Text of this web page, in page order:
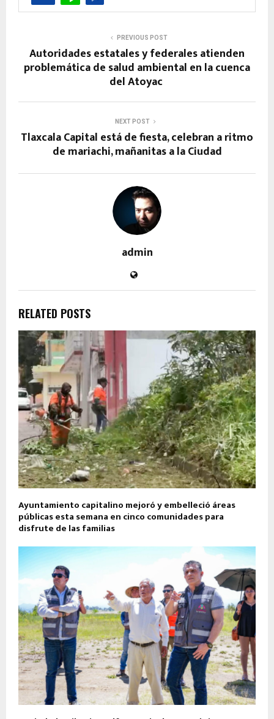
PREVIOUS POST
Autoridades estatales y federales atienden
problemática de salud ambiental en la cuenca
del Atoyac
NEXT POST
Tlaxcala Capital está de fiesta, celebran a ritmo
de mariachi, mañanitas a la Ciudad
admin
RELATED POSTS
Ayuntamiento capitalino mejoró y embelleció áreas
públicas esta semana en cinco comunidades para
disfrute de las familias